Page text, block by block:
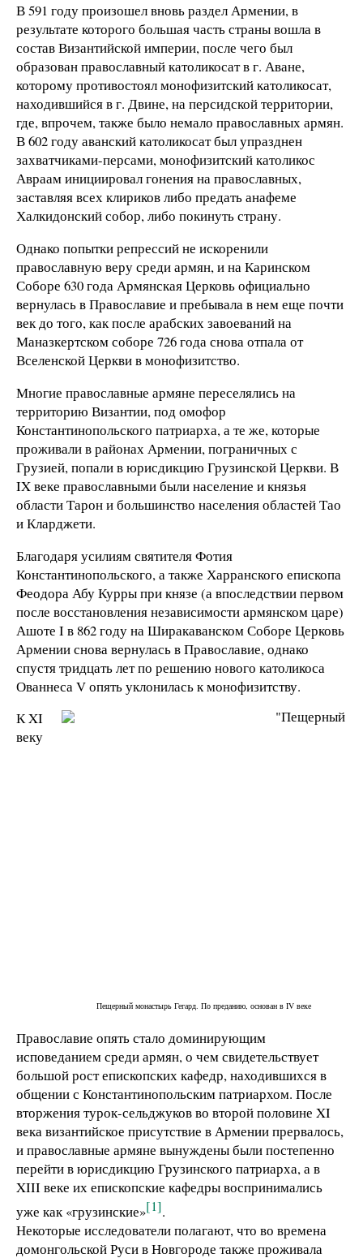
В 591 году произошел вновь раздел Армении, в
результате которого большая часть страны вошла в
состав Византийской империи, после чего был
образован православный католикосат в г. Аване,
которому противостоял монофизитский католикосат,
находившийся в г. Двине, на персидской территории,
где, впрочем, также было немало православных армян.
В 602 году аванский католикосат был упразднен
захватчиками-персами, монофизитский католикос
Авраам инициировал гонения на православных,
заставляя всех клириков либо предать анафеме
Халкидонский собор, либо покинуть страну.
Однако попытки репрессий не искоренили
православную веру среди армян, и на Каринском
Соборе 630 года Армянская Церковь официально
вернулась в Православие и пребывала в нем еще почти
век до того, как после арабских завоеваний на
Маназкертском соборе 726 года снова отпала от
Вселенской Церкви в монофизитство.
Многие православные армяне переселялись на
территорию Византии, под омофор
Константинопольского патриарха, а те же, которые
проживали в районах Армении, пограничных с
Грузией, попали в юрисдикцию Грузинской Церкви. В
IX веке православными были население и князья
области Тарон и большинство населения областей Тао
и Кларджети.
Благодаря усилиям святителя Фотия
Константинопольского, а также Харранского епископа
Феодора Абу Курры при князе (а впоследствии первом
после восстановления независимости армянском царе)
Ашоте I в 862 году на Ширакаванском Соборе Церковь
Армении снова вернулась в Православие, однако
спустя тридцать лет по решению нового католикоса
Ованнеса V опять уклонилась к монофизитству.
Пещерный монастырь Гегард. По преданию, основан в IV веке
К XI
веку
Православие опять стало доминирующим
исповеданием среди армян, о чем свидетельствует
большой рост епископских кафедр, находившихся в
общении с Константинопольским патриархом. После
вторжения турок-сельджуков во второй половине XI
века византийское присутствие в Армении прервалось,
и православные армяне вынуждены были постепенно
перейти в юрисдикцию Грузинского патриарха, а в
XIII веке их епископские кафедры воспринимались
уже как «грузинские»[1].
Некоторые исследователи полагают, что во времена
домонгольской Руси в Новгороде также проживала